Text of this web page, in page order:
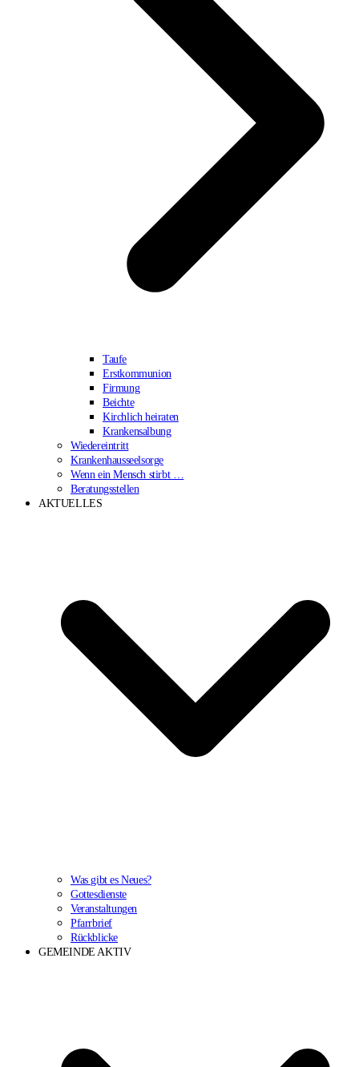
Taufe
Erstkommunion
Firmung
Beichte
Kirchlich heiraten
Krankensalbung
Wiedereintritt
Krankenhausseelsorge
Wenn ein Mensch stirbt …
Beratungsstellen
AKTUELLES
Was gibt es Neues?
Gottesdienste
Veranstaltungen
Pfarrbrief
Rückblicke
GEMEINDE AKTIV